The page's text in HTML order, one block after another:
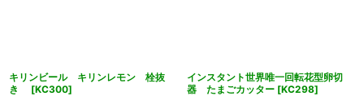
キリンビール キリンレモン 栓抜
き
[KC300]
インスタント世界唯一回転花型卵切
器 たまごカッター [KC298]